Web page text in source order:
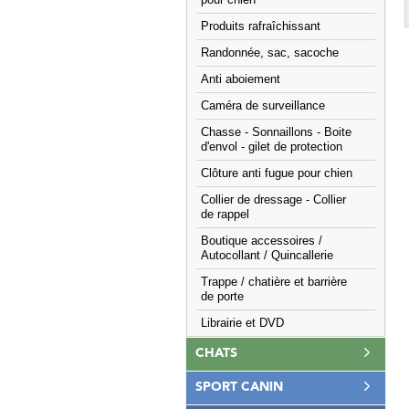
Produits rafraîchissant
Randonnée, sac, sacoche
Anti aboiement
Caméra de surveillance
Chasse - Sonnaillons - Boite
d'envol - gilet de protection
Clôture anti fugue pour chien
Collier de dressage - Collier
de rappel
Boutique accessoires /
Autocollant / Quincallerie
Trappe / chatière et barrière
de porte
Librairie et DVD
CHATS
SPORT CANIN